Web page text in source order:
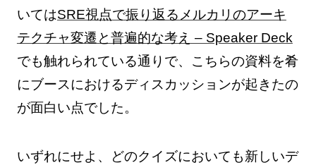
いてはSRE視点で振り返るメルカリのアーキ
テクチャ変遷と普遍的な考え – Speaker Deck
でも触れられている通りで、こちらの資料を肴
にブースにおけるディスカッションが起きたの
が面白い点でした。
いずれにせよ、どのクイズにおいても新しいデ